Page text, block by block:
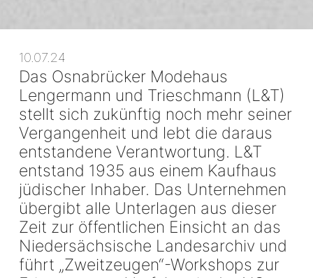
10.07.24
Das Osnabrücker Modehaus
Lengermann und Trieschmann (L&T)
stellt sich zukünftig noch mehr seiner
Vergangenheit und lebt die daraus
entstandene Verantwortung. L&T
entstand 1935 aus einem Kaufhaus
jüdischer Inhaber. Das Unternehmen
übergibt alle Unterlagen aus dieser
Zeit zur öffentlichen Einsicht an das
Niedersächsische Landesarchiv und
führt „Zweitzeugen“-Workshops zur